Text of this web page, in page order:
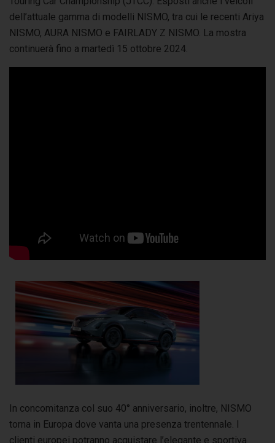
dell’attuale gamma di modelli NISMO, tra cui le recenti Ariya
NISMO, AURA NISMO e FAIRLADY Z NISMO. La mostra
continuerà fino a martedì 15 ottobre 2024.
In concomitanza col suo 40° anniversario, inoltre, NISMO
torna in Europa dove vanta una presenza trentennale. I
clienti europei potranno acquistare l’elegante e sportiva